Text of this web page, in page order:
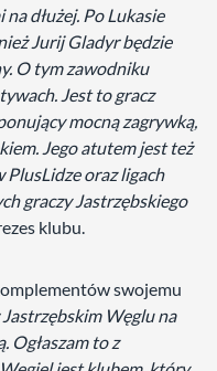
dłużej. Po Lukasie
Jurij Gladyr będzie
O tym zawodniku
Jest to gracz
mocną zagrywką,
Jego atutem jest też
PlusLidze oraz ligach
graczy Jastrzębskiego
klubu.
swojemu
Węglu na
Ogłaszam to z